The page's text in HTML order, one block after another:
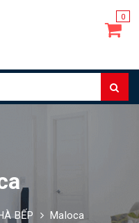
0
BẾP Maloca